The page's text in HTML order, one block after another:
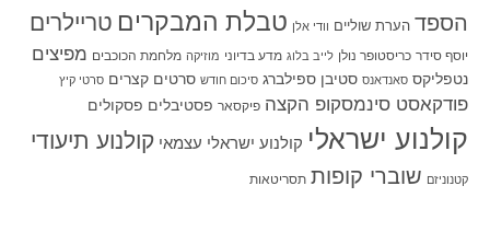
הספד הערת שוליים וודי אלן טבלת המבקרים טריילרים
יוסף סידר כריסטופר נולן לייב בלוג מדע בדיוני מוזיקה מלחמת הכוכבים מפיצים
נטפליקס סאנדאנס סטיבן ספילברג סיכום חודש סרטים קצרים סרטי קיץ
פודקאסט סינמסקופ הקצה פיקסאר פסטיבלים פסקולים
קולנוע ישראלי קולנוע ישראלי עצמאי קולנוע תיעודי
קטנוניזם שוברי קופות תסריטאות